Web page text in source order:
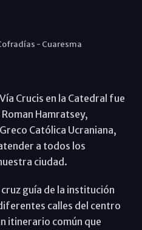
- Cuaresma
Crucis en la Catedral fue
Hamratsey,
Católica Ucraniana,
a todos los
ciudad.
guía de la institución
calles del centro
itinerario común que